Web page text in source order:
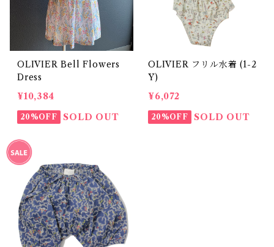
OLIVIER Bell Flowers
Dress
¥10,384
20%OFF SOLD OUT
OLIVIER フリル水着 (1-2
Y)
¥6,072
20%OFF SOLD OUT